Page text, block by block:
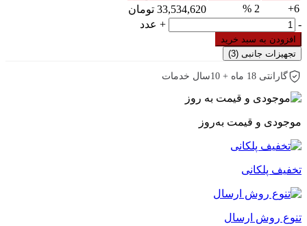
6+
2 %
33,534,620 تومان
کلید
اتوماتیک
350
آمپر
فیکس
سری
400H/3P
عدد
-
+ عدد
افزودن به سبد خرید
تجهیزات جانبی (3)
گارانتی 18 ماه + 10سال خدمات
موجودی و قیمت به‌روز
تخفیف پلکانی
تنوع روش ارسال